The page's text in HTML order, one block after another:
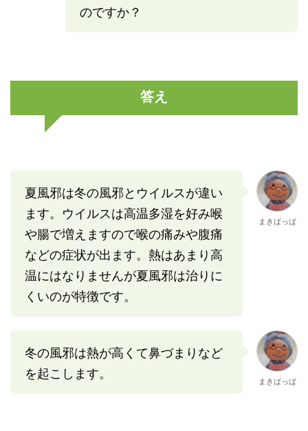
のですか？
答え
夏風邪は冬の風邪とウイルスが違い
ます。ウイルスは高温多湿を好み喉
や腸で増えますので喉の痛みや腹痛
などの症状が出ます。熱はあまり高
温にはなりませんが夏風邪は治りに
くいのが特徴です。
まきばっぱ
冬の風邪は熱が高くて鼻づまりなど
を起こします。
まきばっぱ